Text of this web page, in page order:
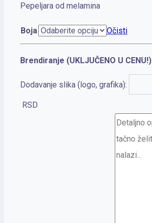
Pepeljara od melamina
Boja Očisti
Brendiranje (UKLJUČENO U CENU!)
Dodavanje slika (logo, grafika):
RSD